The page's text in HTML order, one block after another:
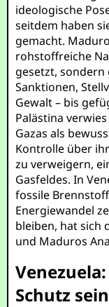
ideologische
seitdem haben
gemacht.
rohstoffreiche
gesetzt,
Sanktionen,
Gewalt – bis
Palästina
Gazas als
Kontrolle über
zu verweigern,
Gasfeldes. In
fossile
Energiewandel
bleiben, hat sich
und Maduros
Schutz